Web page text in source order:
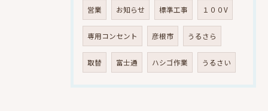
営業 お知らせ 標準工事 １００V
専用コンセント 彦根市 うるさら
取替 富士通 ハシゴ作業 うるさい